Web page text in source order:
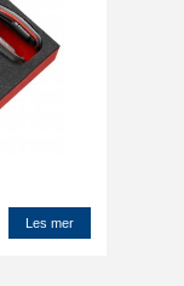
Les mer